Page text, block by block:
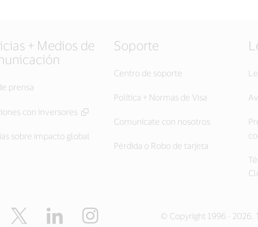
+ Medios de
prensa
con inversores
sobre impacto global
Soporte
Centro de soporte
Política + Normas de Visa
Comunícate con nosotros
Pérdida o Robo de tarjeta
Twitter LinkedIn © Copyright 1996 - 2026.